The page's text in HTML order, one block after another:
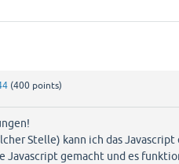
(400 points)
Stelle) kann ich das Javascript
Javascript gemacht und es